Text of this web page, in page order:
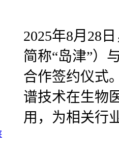
2025年8月28
简称“岛津”）
合作签约仪式
谱技术在生物
用，为相关行